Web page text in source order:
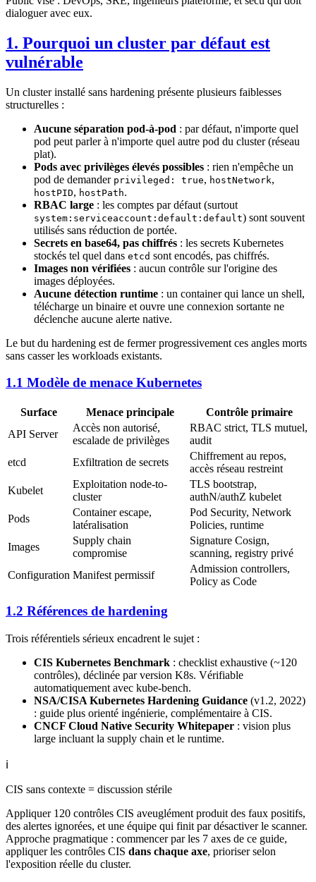
dialoguer avec eux.
1. Pourquoi un cluster par défaut est
vulnérable
Un cluster installé sans hardening présente plusieurs faiblesses
structurelles :
Aucune séparation pod-à-pod : par défaut, n'importe quel
pod peut parler à n'importe quel autre pod du cluster (réseau
plat).
Pods avec privilèges élevés possibles : rien n'empêche un
pod de demander privileged: true, hostNetwork,
hostPID, hostPath.
RBAC large : les comptes par défaut (surtout
system:serviceaccount:default:default) sont souvent
utilisés sans réduction de portée.
Secrets en base64, pas chiffrés : les secrets Kubernetes
stockés tel quel dans etcd sont encodés, pas chiffrés.
Images non vérifiées : aucun contrôle sur l'origine des
images déployées.
Aucune détection runtime : un container qui lance un shell,
télécharge un binaire et ouvre une connexion sortante ne
déclenche aucune alerte native.
Le but du hardening est de fermer progressivement ces angles morts
sans casser les workloads existants.
1.1 Modèle de menace Kubernetes
Surface Menace principale
Contrôle primaire
API Server
Accès non autorisé,
escalade de privilèges
RBAC strict, TLS mutuel,
audit
etcd
Exfiltration de secrets
Chiffrement au repos,
accès réseau restreint
Kubelet
Exploitation node-to-
cluster
TLS bootstrap,
authN/authZ kubelet
Pods
Container escape,
latéralisation
Pod Security, Network
Policies, runtime
Images
Supply chain
compromise
Signature Cosign,
scanning, registry privé
Configuration Manifest permissif
Admission controllers,
Policy as Code
1.2 Références de hardening
Trois référentiels sérieux encadrent le sujet :
CIS Kubernetes Benchmark : checklist exhaustive (~120
contrôles), déclinée par version K8s. Vérifiable
automatiquement avec kube-bench.
NSA/CISA Kubernetes Hardening Guidance (v1.2, 2022)
: guide plus orienté ingénierie, complémentaire à CIS.
CNCF Cloud Native Security Whitepaper : vision plus
large incluant la supply chain et le runtime.
ℹ️
CIS sans contexte = discussion stérile
Appliquer 120 contrôles CIS aveuglément produit des faux positifs,
des alertes ignorées, et une équipe qui finit par désactiver le scanner.
Approche pragmatique : commencer par les 7 axes de ce guide,
appliquer les contrôles CIS dans chaque axe, prioriser selon
l'exposition réelle du cluster.